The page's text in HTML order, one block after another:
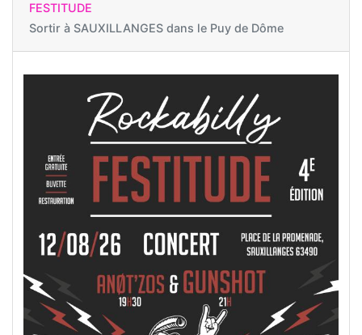
FESTITUDE
Sortir à SAUXILLANGES dans le Puy de Dôme